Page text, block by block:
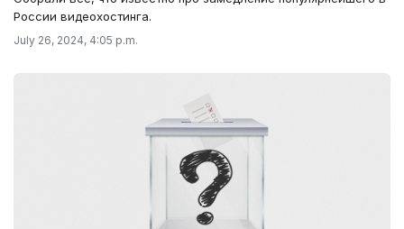
России видеохостинга.
July 26, 2024, 4:05 p.m.